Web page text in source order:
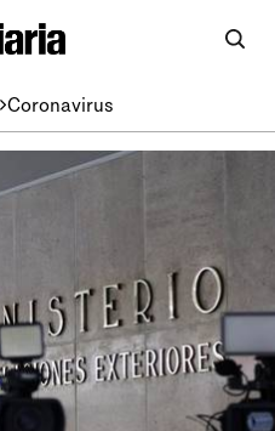
Coronavirus